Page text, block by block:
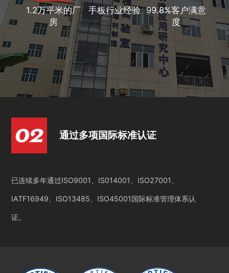
1.2万平米的厂
房
手板行业经验 99.8%客户满意
度
通过多项国际标准认证
已连续多年通过ISO9001、IS014001、ISO27001、
IATF16949、ISO13485、ISO45001国际标准管理体系认
证。